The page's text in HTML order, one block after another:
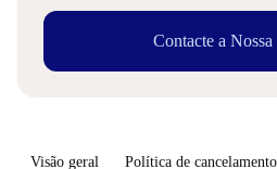
Contacte a
Visão geral Política de cancelamento